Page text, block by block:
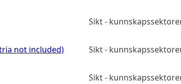
Sikt -
not included) Sikt -
Sikt -